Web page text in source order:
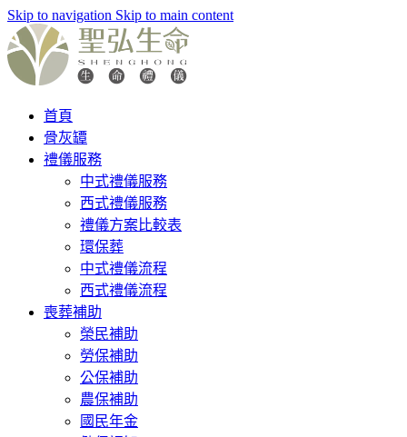
Skip to navigation Skip to main content
首頁
骨灰罈
禮儀服務
中式禮儀服務
西式禮儀服務
禮儀方案比較表
環保葬
中式禮儀流程
西式禮儀流程
喪葬補助
榮民補助
勞保補助
公保補助
農保補助
國民年金